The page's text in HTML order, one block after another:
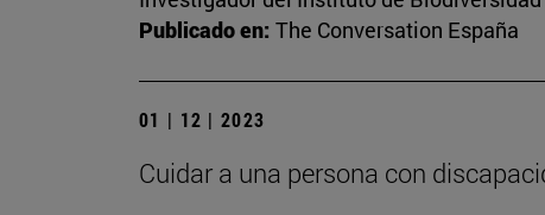
Publicado en: The Conversation España
01 | 12 | 2023
Cuidar a una persona con